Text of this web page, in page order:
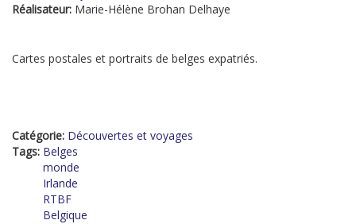
Réalisateur: Marie-Hélène Brohan Delhaye
Cartes postales et portraits de belges expatriés.
Catégorie: Découvertes et voyages
Tags: Belges
monde
Irlande
RTBF
Belgique